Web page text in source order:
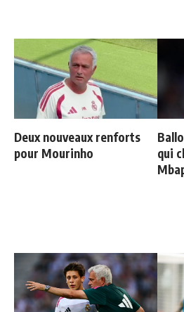
Deux nouveaux renforts
pour Mourinho
qui